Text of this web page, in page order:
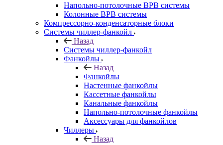
Напольно-потолочные ВРВ системы
Колонные ВРВ системы
Компрессорно-конденсаторные блоки
Системы чиллер-фанкойл
Назад
Системы чиллер-фанкойл
Фанкойлы
Назад
Фанкойлы
Настенные фанкойлы
Кассетные фанкойлы
Канальные фанкойлы
Напольно-потолочные фанкойлы
Аксессуары для фанкойлов
Чиллеры
Назад